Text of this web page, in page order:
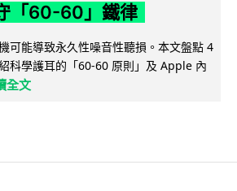
「60-60」鐵律
可能導致永久性噪音性聽損。本文盤點 4
科學護耳的「60-60 原則」及 Apple 內
全文